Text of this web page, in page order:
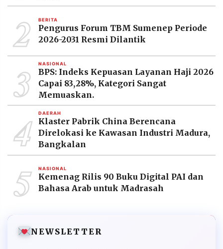
2 BERITA
Pengurus Forum TBM Sumenep Periode
2026-2031 Resmi Dilantik
3 NASIONAL
BPS: Indeks Kepuasan Layanan Haji 2026
Capai 83,28%, Kategori Sangat
Memuaskan.
4 DAERAH
Klaster Pabrik China Berencana
Direlokasi ke Kawasan Industri Madura,
Bangkalan
5 NASIONAL
Kemenag Rilis 90 Buku Digital PAI dan
Bahasa Arab untuk Madrasah
NEWSLETTER